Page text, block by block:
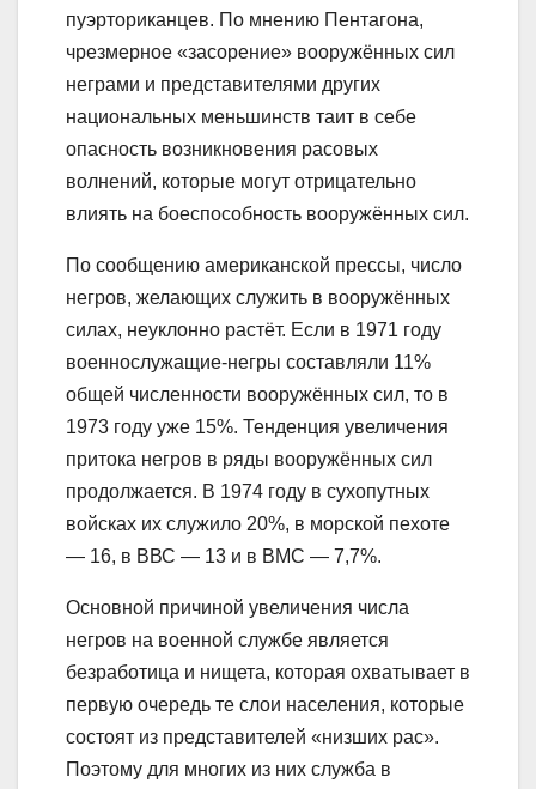
пуэрториканцев. По мнению Пентагона,
чрезмерное «засорение» вооружённых сил
неграми и представителями других
национальных меньшинств таит в себе
опасность возникновения расовых
волнений, которые могут отрицательно
влиять на боеспособность вооружённых сил.
По сообщению американской прессы, число
негров, желающих служить в вооружённых
силах, неуклонно растёт. Если в 1971 году
военнослужащие-негры составляли 11%
общей численности вооружённых сил, то в
1973 году уже 15%. Тенденция увеличения
притока негров в ряды вооружённых сил
продолжается. В 1974 году в сухопутных
войсках их служило 20%, в морской пехоте
— 16, в ВВС — 13 и в ВМС — 7,7%.
Основной причиной увеличения числа
негров на военной службе является
безработица и нищета, которая охватывает в
первую очередь те слои населения, которые
состоят из представителей «низших рас».
Поэтому для многих из них служба в